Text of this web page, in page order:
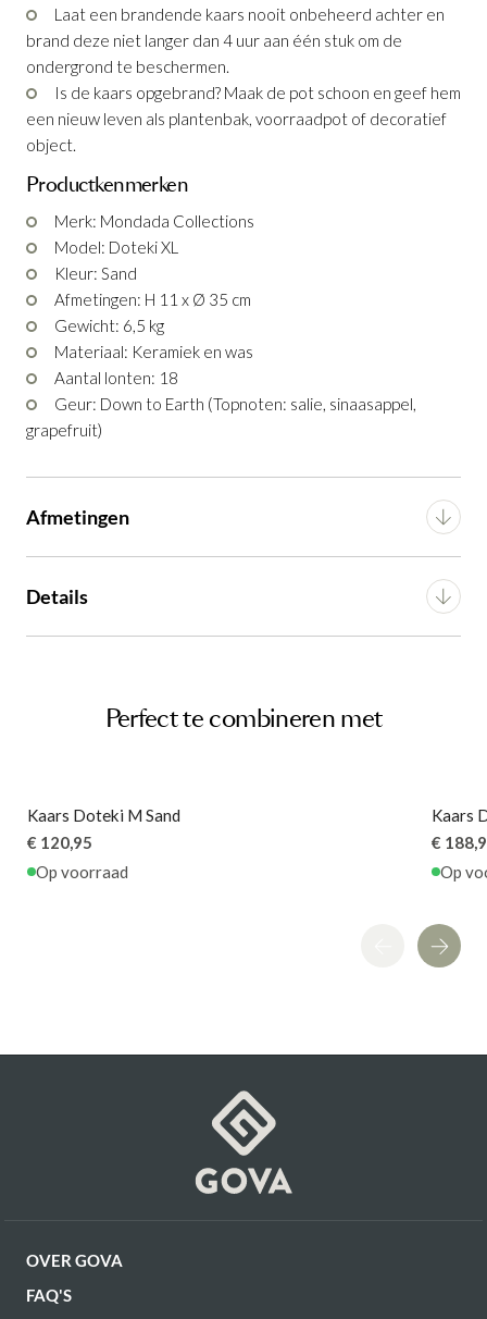
Laat een brandende kaars nooit onbeheerd achter en
brand deze niet langer dan 4 uur aan één stuk om de
ondergrond te beschermen.
Is de kaars opgebrand? Maak de pot schoon en geef hem
een nieuw leven als plantenbak, voorraadpot of decoratief
object.
Productkenmerken
Merk: Mondada Collections
Model: Doteki XL
Kleur: Sand
Afmetingen: H 11 x Ø 35 cm
Gewicht: 6,5 kg
Materiaal: Keramiek en was
Aantal lonten: 18
Geur: Down to Earth (Topnoten: salie, sinaasappel,
grapefruit)
Afmetingen
Diepte 35 cm
Details
G16350020828
Perfect te combineren met
Kaars Doteki M Sand
€ 120,95
Op voorraad
Kaars Doteki M Sand
is toegevoegd aan
je winkelmandje
Kaars Doteki M Sand
Productnummer: G16350020428
€ 120,95
GA NAAR WINKELMANDJE
OF VERDER WINKELEN
Kaars
€
Op
Kaars Doteki L Sand
is toegevoegd aan
je winkelmandje
Kaars Doteki L Sand
Productnummer: G16350020728
€ 188,95
GA NAAR WINKELMANDJE
OF VERDER WINKELEN
Kaars Doteki S Sand
is toegevoegd aan
je winkelmandje
Kaars Doteki S Sand
Productnummer: G16350020228
€ 87,95
GA NAAR WINKELMANDJE
OF VERDER WINKELEN
Kaars Doteki XL Sand
is toegevoegd aan
je winkelmandje
Kaars Doteki XL Sand
Productnummer: G16350020828
€ 289,95
GA NAAR WINKELMANDJE
OF VERDER WINKELEN
OVER GOVA
FAQ'S